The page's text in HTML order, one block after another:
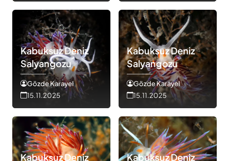
Kabuksuz Deniz
Salyangozu
Gözde Karayel
15.11.2025
Kabuksuz Deniz
Salyangozu
Gözde Karayel
15.11.2025
Kabuksuz Deniz
Kabuksuz Deniz